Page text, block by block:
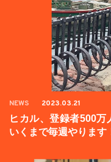
NEWS 2023.03.21
ヒカル、登録者500万
いくまで毎週やります